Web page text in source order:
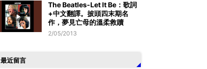
The Beatles-Let It Be：歌詞
+中文翻譯。披頭四末期名
作，夢見亡母的溫柔救贖
2/05/2013
最近留言